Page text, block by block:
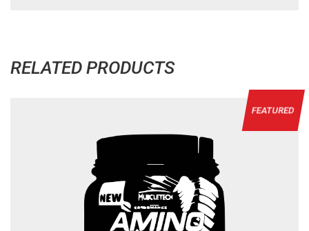
RELATED PRODUCTS
FEATURED